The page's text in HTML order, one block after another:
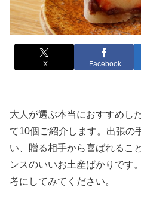
X Facebook
大人が選ぶ本当におすすめし
て10個ご紹介します。出張の
い、贈る相手から喜ばれるこ
ンスのいいお土産ばかりです
考にしてみてください。